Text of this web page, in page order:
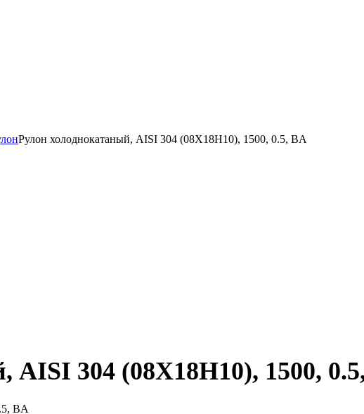
Рулон холоднокатаный, AISI 304 (08Х18Н10), 1500, 0.5, BA
AISI 304 (08Х18Н10), 1500,
BA